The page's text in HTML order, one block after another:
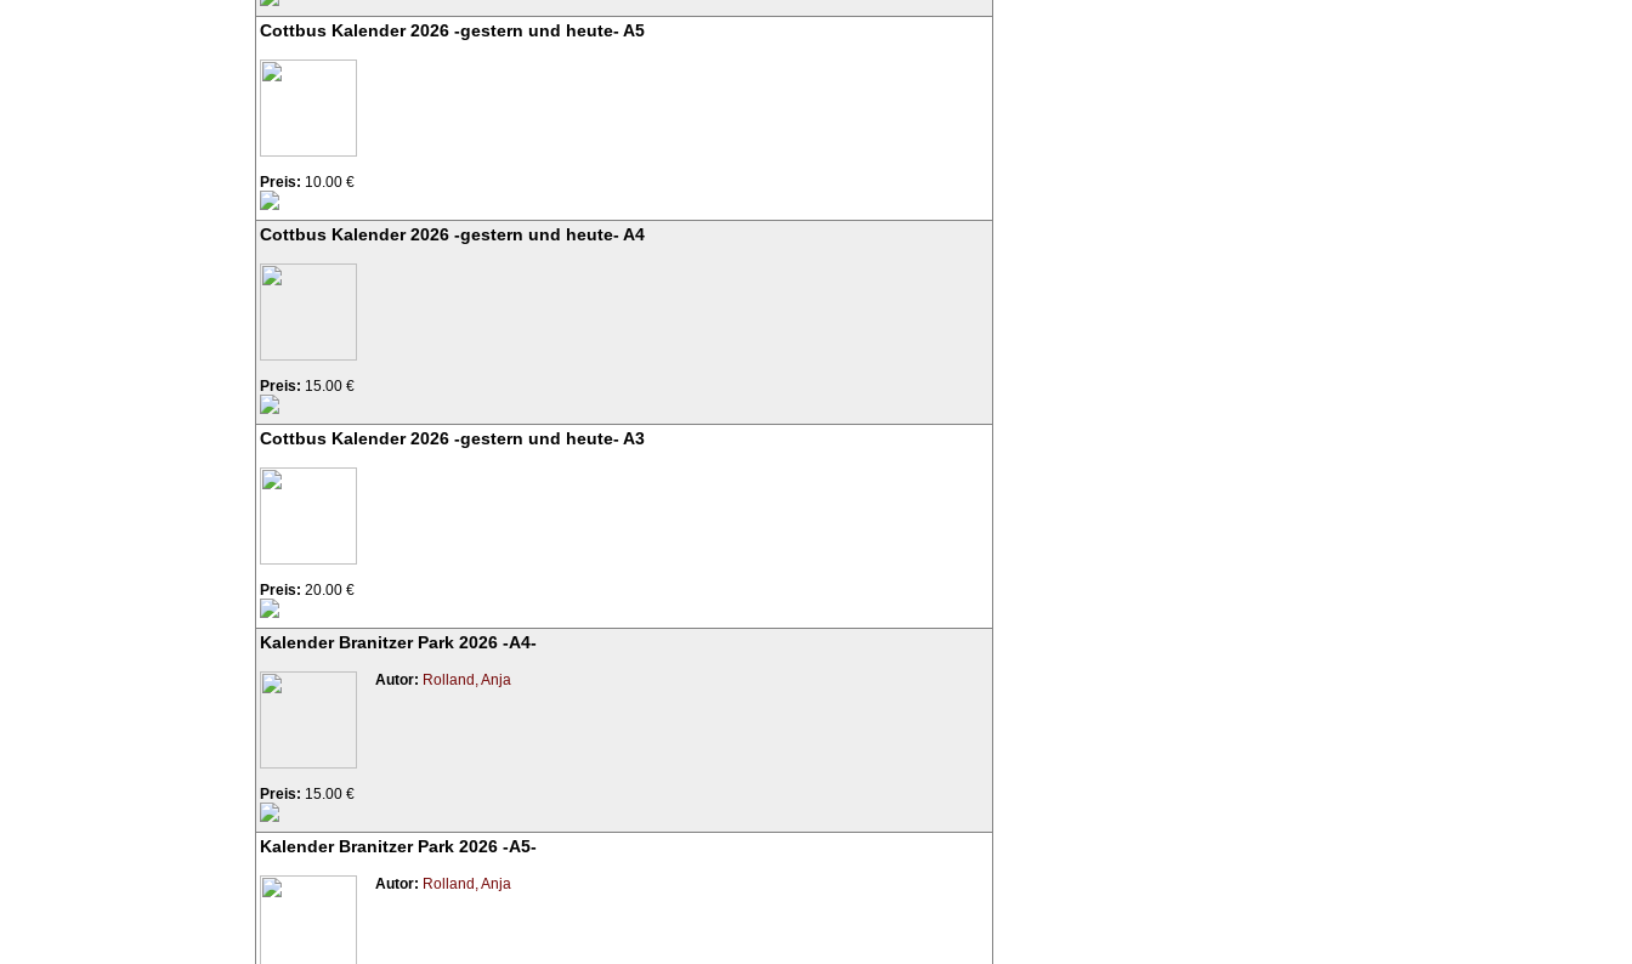
Cottbus Kalender 2026 -gestern und heute- A5
Preis: 10.00 €
Cottbus Kalender 2026 -gestern und heute- A4
Preis: 15.00 €
Cottbus Kalender 2026 -gestern und heute- A3
Preis: 20.00 €
Kalender Branitzer Park 2026 -A4-
Preis: 15.00 €
Autor: Rolland, Anja
Kalender Branitzer Park 2026 -A5-
Autor: Rolland, Anja